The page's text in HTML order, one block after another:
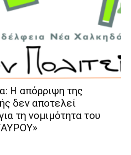
Η απόρριψη της
δεν αποτελεί
τη νομιμότητα του